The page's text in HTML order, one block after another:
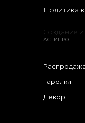
Политика
Создание
АСТИПРО
Распродажа
Тарелки
Декор